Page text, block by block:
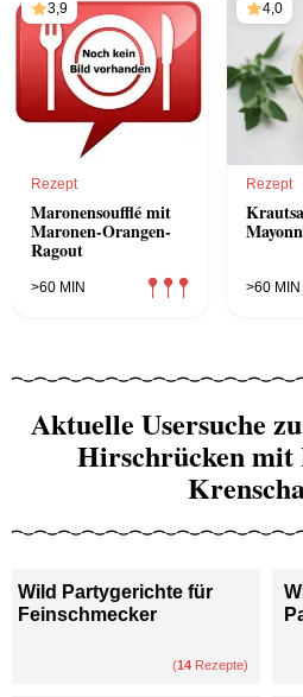
3,9
Rezept
Maronensoufflé mit
Maronen-Orangen-
Ragout
>60 MIN
4,0
Rezept
>60 MIN
Aktuelle Usersuche
Hirschrücken mit
Wild Partygerichte für
Feinschmecker
(14 Rezepte)